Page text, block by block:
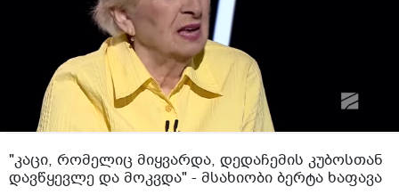
"კაცი, რომელიც მიყვარდა, დედაჩემის კუბოსთან
დავწყევლე და მოკვდა" - მსახიობი ბერტა ხაფავა